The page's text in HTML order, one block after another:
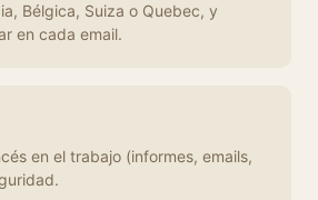
Bélgica, Suiza o Quebec, y
en cada email.
en el trabajo (informes, emails,